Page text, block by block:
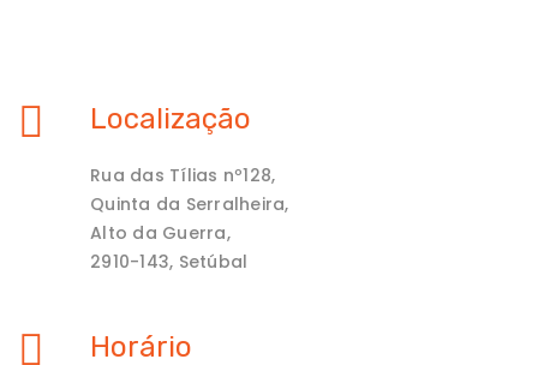
Localização
Rua das Tílias nº128,
Quinta da Serralheira,
Alto da Guerra,
2910-143, Setúbal
Horário